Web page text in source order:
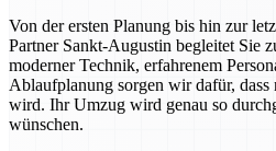
Von der ersten Planung bis hin zur
Partner Sankt-Augustin begleitet Sie
moderner Technik, erfahrenem
Ablaufplanung sorgen wir dafür, dass
wird. Ihr Umzug wird genau so
wünschen.